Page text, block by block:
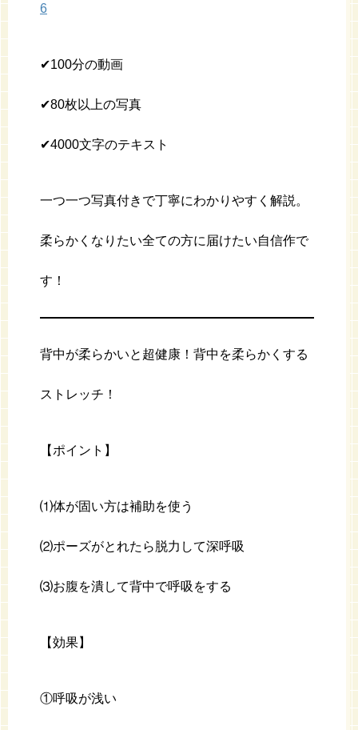
6
✔︎100分の動画
✔︎80枚以上の写真
✔︎4000文字のテキスト
一つ一つ写真付きで丁寧にわかりやすく解説。
柔らかくなりたい全ての方に届けたい自信作で
す！
背中が柔らかいと超健康！背中を柔らかくする
ストレッチ！
【ポイント】
⑴体が固い方は補助を使う
⑵ポーズがとれたら脱力して深呼吸
⑶お腹を潰して背中で呼吸をする
【効果】
①呼吸が浅い